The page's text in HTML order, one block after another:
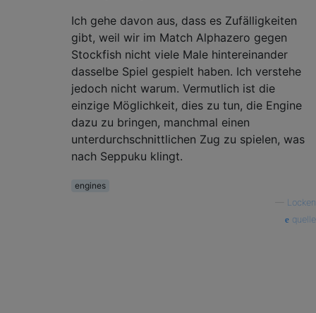
Ich gehe davon aus, dass es Zufälligkeiten
gibt, weil wir im Match Alphazero gegen
Stockfish nicht viele Male hintereinander
dasselbe Spiel gespielt haben. Ich verstehe
jedoch nicht warum. Vermutlich ist die
einzige Möglichkeit, dies zu tun, die Engine
dazu zu bringen, manchmal einen
unterdurchschnittlichen Zug zu spielen, was
nach Seppuku klingt.
engines
Locken
quelle